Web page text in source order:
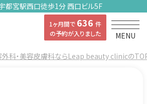
都宮駅西口徒歩1分 西口ビル5F
1ヶ月間で 636 件
の予約が入りました
MENU
科・美容皮膚科ならLeap beauty clinicの